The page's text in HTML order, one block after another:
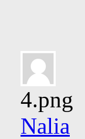
4.png
Nalia